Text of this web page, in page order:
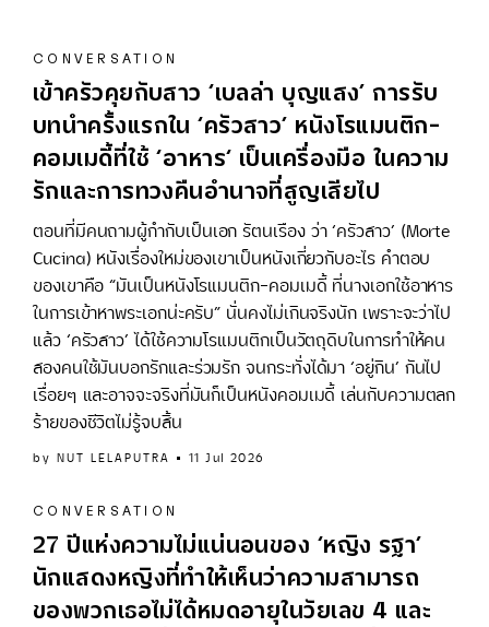
CONVERSATION
เข้าครัวคุยกับสาว ‘เบลล่า บุญแสง’ การรับ
บทนำครั้งแรกใน ‘ครัวสาว’ หนังโรแมนติก-
คอมเมดี้ที่ใช้ ‘อาหาร‘ เป็นเครื่องมือ ในความ
รักและการทวงคืนอำนาจที่สูญเสียไป
ตอนที่มีคนถามผู้กำกับเป็นเอก รัตนเรือง ว่า ‘ครัวสาว’ (Morte
Cucina) หนังเรื่องใหม่ของเขาเป็นหนังเกี่ยวกับอะไร คำตอบ
ของเขาคือ “มันเป็นหนังโรแมนติก-คอมเมดี้ ที่นางเอกใช้อาหาร
ในการเข้าหาพระเอกน่ะครับ” นั่นคงไม่เกินจริงนัก เพราะจะว่าไป
แล้ว ‘ครัวสาว’ ได้ใช้ความโรแมนติกเป็นวัตถุดิบในการทำให้คน
สองคนใช้มันบอกรักและร่วมรัก จนกระทั่งได้มา ‘อยู่กิน’ กันไป
เรื่อยๆ และอาจจะจริงที่มันก็เป็นหนังคอมเมดี้ เล่นกับความตลก
ร้ายของชีวิตไม่รู้จบสิ้น
by NUT LELAPUTRA 11 Jul 2026
CONVERSATION
27 ปีแห่งความไม่แน่นอนของ ‘หญิง รฐา’
นักแสดงหญิงที่ทำให้เห็นว่าความสามารถ
ของพวกเธอไม่ได้หมดอายุในวัยเลข 4 และ